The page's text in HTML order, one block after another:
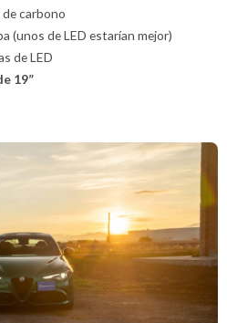
carbono
(unos de LED estarían mejor)
de LED
19”